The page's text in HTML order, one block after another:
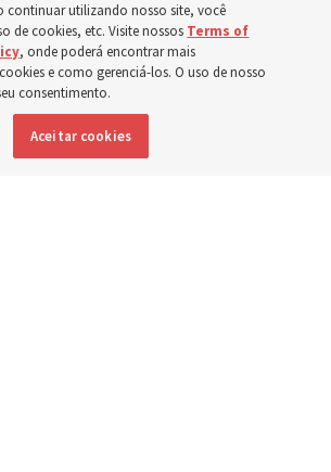
p.m. MDT Compartilhar
continuar utilizando nosso site, você
de cookies, etc. Visite nossos Terms of
, onde poderá encontrar mais
e como gerenciá-los. O uso de nosso
consentimento.
Aceitar cookies